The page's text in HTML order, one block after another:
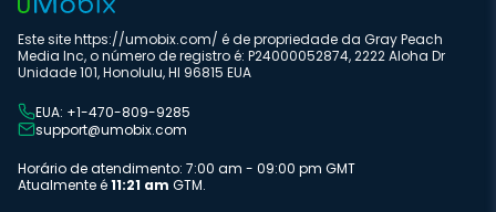
Este site https://umobix.com/ é de propriedade da Gray Peach
Media Inc, o número de registro é: P24000052874, 2222 Aloha Dr
Unidade 101, Honolulu, HI 96815 EUA
EUA: +1-470-809-9285
support@umobix.com
Horário de atendimento: 7:00 am - 09:00 pm GMT
Atualmente é11:21 am GTM.